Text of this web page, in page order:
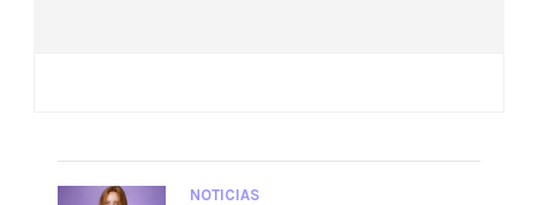
NOTICIAS